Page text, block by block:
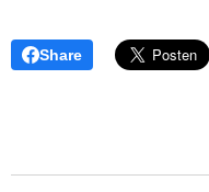
Share